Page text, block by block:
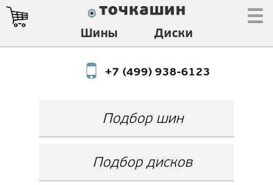
Шины Диски
☰
+7 (499) 938-6123
Подбор шин
Любой
Подбор дисков